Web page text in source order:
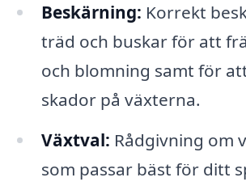
Beskärning: Korrekt
träd och buskar för att
och blomning samt för
skador på växterna.
Växtval: Rådgivning om
som passar bäst för ditt